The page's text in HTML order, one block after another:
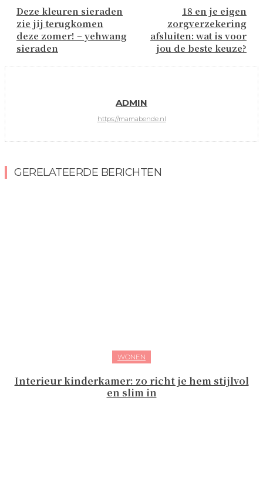
Deze kleuren sieraden
zie jij terugkomen
deze zomer! – yehwang
sieraden
18 en je eigen
zorgverzekering
afsluiten: wat is voor
jou de beste keuze?
ADMIN
https://mamabende.nl
GERELATEERDE BERICHTEN
WONEN
Interieur kinderkamer: zo richt je hem stijlvol
en slim in